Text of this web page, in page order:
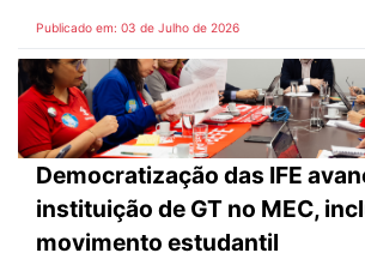
Publicado em: 03 de Julho de 2026
Democratização das IFE
instituição de GT no MEC,
movimento estudantil